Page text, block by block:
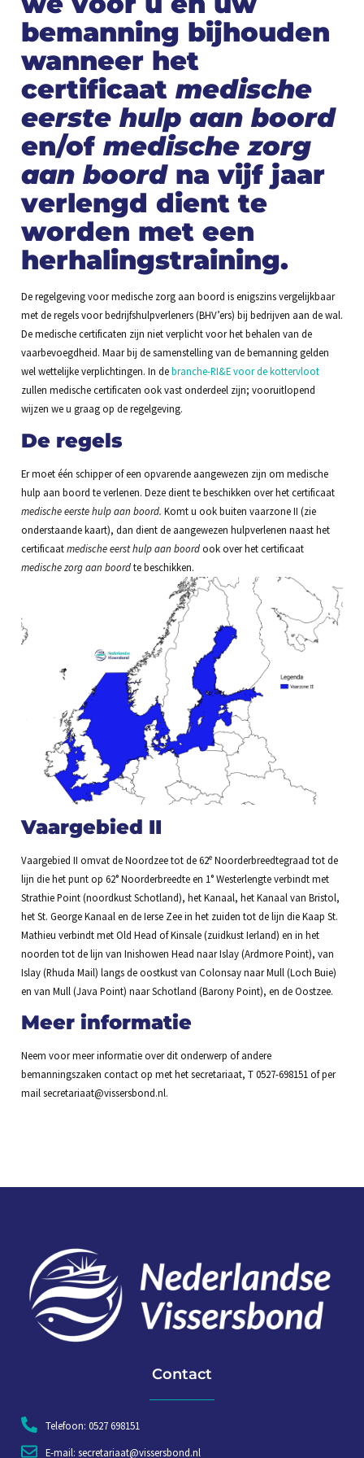
bemanning bijhouden
wanneer het
certificaat medische
eerste hulp aan boord
en/of medische zorg
aan boordna vijf jaar
verlengd dient te
worden met een
herhalingstraining.
De regelgeving voor medische zorg aan boord is enigszins vergelijkbaar
met de regels voor bedrijfshulpverleners (BHV’ers) bij bedrijven aan de wal.
De medische certificaten zijn niet verplicht voor het behalen van de
vaarbevoegdheid. Maar bij de samenstelling van de bemanning gelden
wel wettelijke verplichtingen. In debranche-RI&E voor de kottervloot
zullen medische certificaten ook vast onderdeel zijn; vooruitlopend
wijzen we u graag op de regelgeving.
De regels
Er moet één schipper of een opvarende aangewezen zijn om medische
hulp aan boord te verlenen. Deze dient te beschikken over het certificaat
medische eerste hulp aan boord. Komt u ook buiten vaarzone II (zie
onderstaande kaart), dan dient de aangewezen hulpverlenen naast het
certificaatmedische eerst hulp aan boordook over het certificaat
medische zorg aan boordte beschikken.
Vaargebied II
Vaargebied II omvat de Noordzee tot de 62eNoorderbreedtegraad tot de
lijn die het punt op 62° Noorderbreedte en 1° Westerlengte verbindt met
Strathie Point (noordkust Schotland), het Kanaal, het Kanaal van Bristol,
het St. George Kanaal en de Ierse Zee in het zuiden tot de lijn die Kaap St.
Mathieu verbindt met Old Head of Kinsale (zuidkust Ierland) en in het
noorden tot de lijn van Inishowen Head naar Islay (Ardmore Point), van
Islay (Rhuda Mail) langs de oostkust van Colonsay naar Mull (Loch Buie)
en van Mull (Java Point) naar Schotland (Barony Point), en de Oostzee.
Meer informatie
Neem voor meer informatie over dit onderwerp of andere
bemanningszaken contact op met het secretariaat, T 0527-698151 of per
mail secretariaat@vissersbond.nl.
Contact
Telefoon: 0527 698151
E-mail: secretariaat@vissersbond.nl